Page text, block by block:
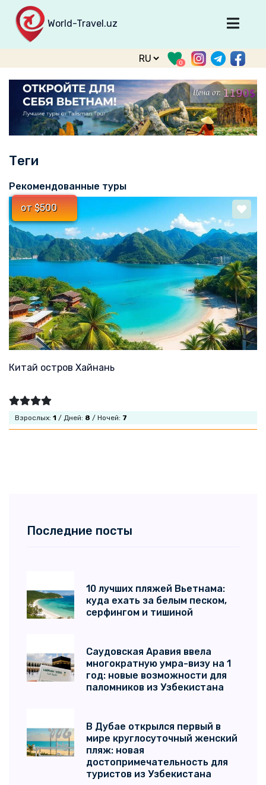
World-Travel.uz
Главная
Направления
Туры
Тур. фирмы
Табло прилета
Войти
Зарегистрироваться
support@world-travel.uz
0
Теги
Рекомендованные туры
от $500
Китай остров Хайнань
Взрослых: 1 / Дней: 8 / Ночей: 7
Последние посты
10 лучших пляжей Вьетнама:
куда ехать за белым песком,
серфингом и тишиной
Саудовская Аравия ввела
многократную умра-визу на 1
год: новые возможности для
паломников из Узбекистана
В Дубае открылся первый в
мире круглосуточный женский
пляж: новая
достопримечательность для
туристов из Узбекистана